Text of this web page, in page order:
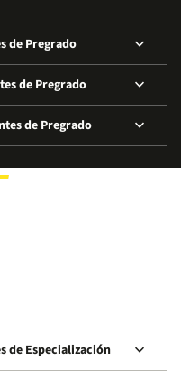
de Pregrado keyboard_arrow_down
de Pregrado keyboard_arrow_down
de Pregrado keyboard_arrow_down
de Especialización keyboard_arrow_down